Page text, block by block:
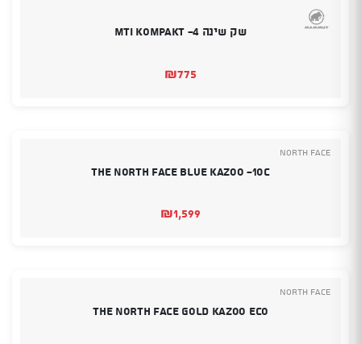
שק שינה MTI KOMPAKT -4
₪775
North Face
The North Face Blue Kazoo -10C
₪1,599
North Face
The North Face Gold Kazoo ECO